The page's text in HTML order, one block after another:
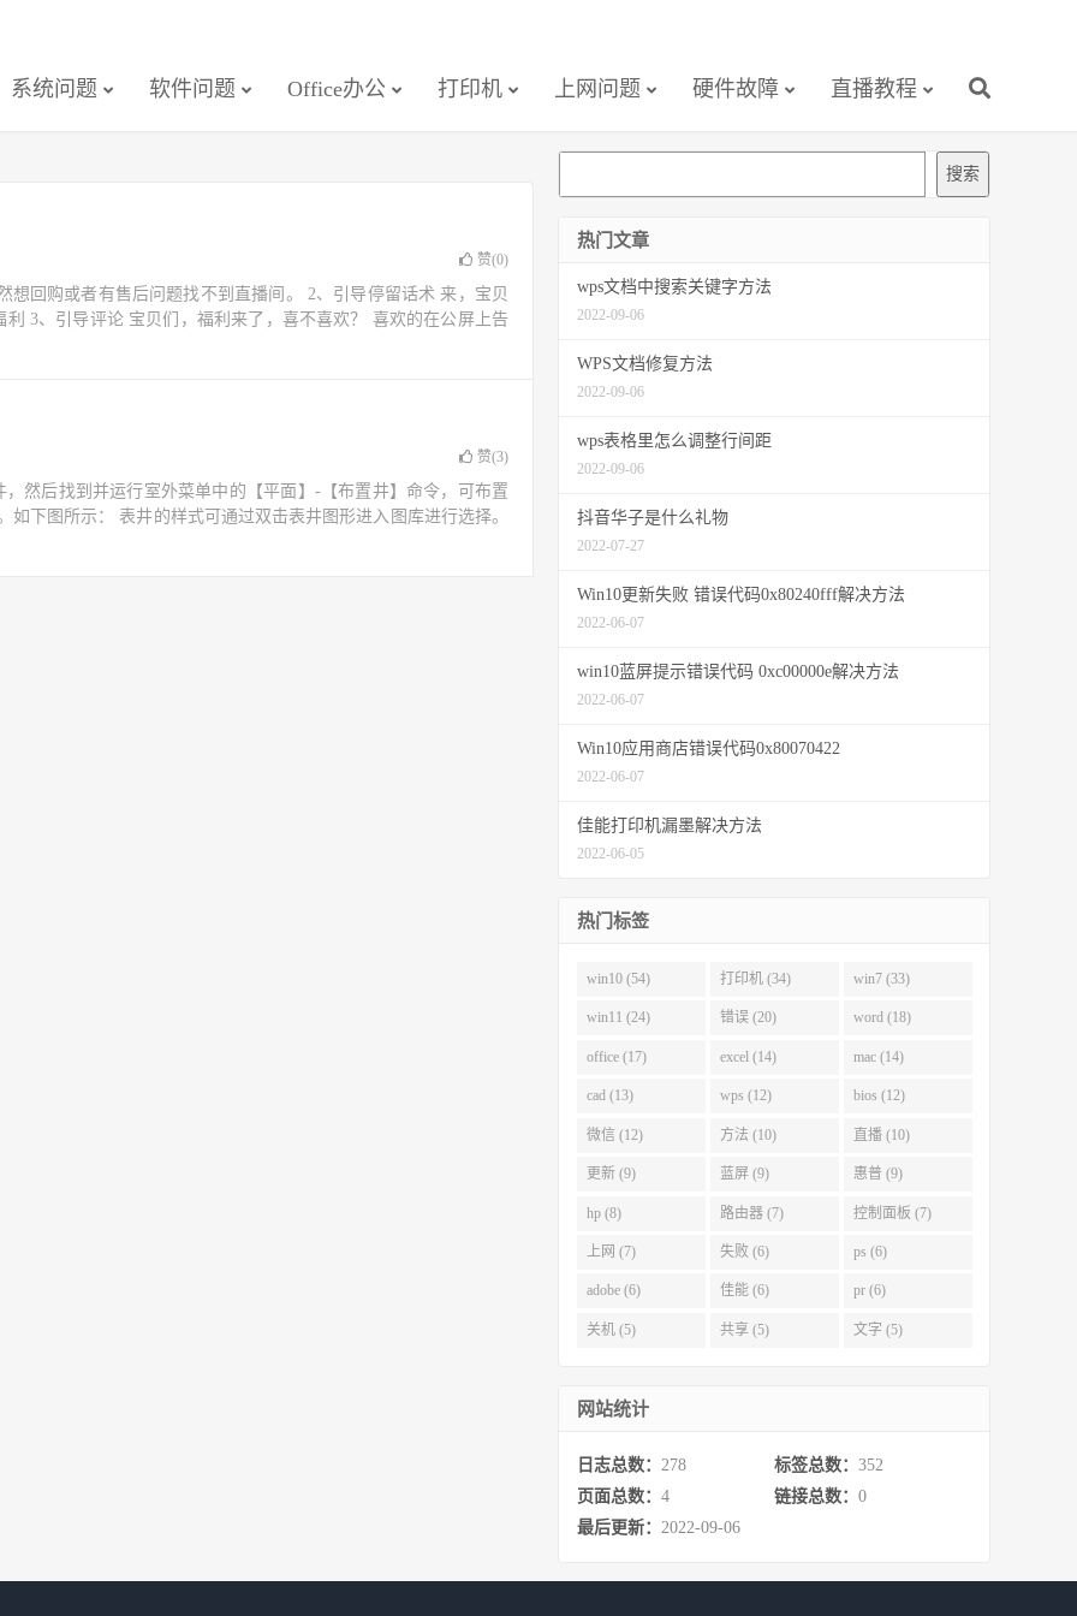
系统问题 软件问题 Office办公 打印机 上网问题 硬件故障 直播教程
赞(0)
回购或者有售后问题找不到直播间。 2、引导停留话术 来，宝贝
3、引导评论 宝贝们，福利来了，喜不喜欢？ 喜欢的在公屏上告
赞(3)
然后找到并运行室外菜单中的【平面】-【布置井】命令，可布置
下图所示： 表井的样式可通过双击表井图形进入图库进行选择。
搜索
热门文章
wps文档中搜索关键字方法
2022-09-06
WPS文档修复方法
2022-09-06
wps表格里怎么调整行间距
2022-09-06
抖音华子是什么礼物
2022-07-27
Win10更新失败 错误代码0x80240fff解决方法
2022-06-07
win10蓝屏提示错误代码 0xc00000e解决方法
2022-06-07
Win10应用商店错误代码0x80070422
2022-06-07
佳能打印机漏墨解决方法
2022-06-05
热门标签
win10 (54) 打印机 (34) win7 (33)
win11 (24) 错误 (20) word (18)
office (17) excel (14) mac (14)
cad (13) wps (12) bios (12)
微信 (12) 方法 (10) 直播 (10)
更新 (9) 蓝屏 (9) 惠普 (9)
hp (8) 路由器 (7) 控制面板 (7)
上网 (7) 失败 (6) ps (6)
adobe (6) 佳能 (6) pr (6)
关机 (5) 共享 (5) 文字 (5)
网站统计
日志总数： 278 标签总数： 352
页面总数： 4 链接总数： 0
最后更新： 2022-09-06